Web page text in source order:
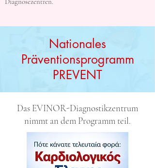
Nationales
Präventionsprogramm
PREVENT
Das EVINOR-Diagnostikzentrum
nimmt an dem Programm teil.